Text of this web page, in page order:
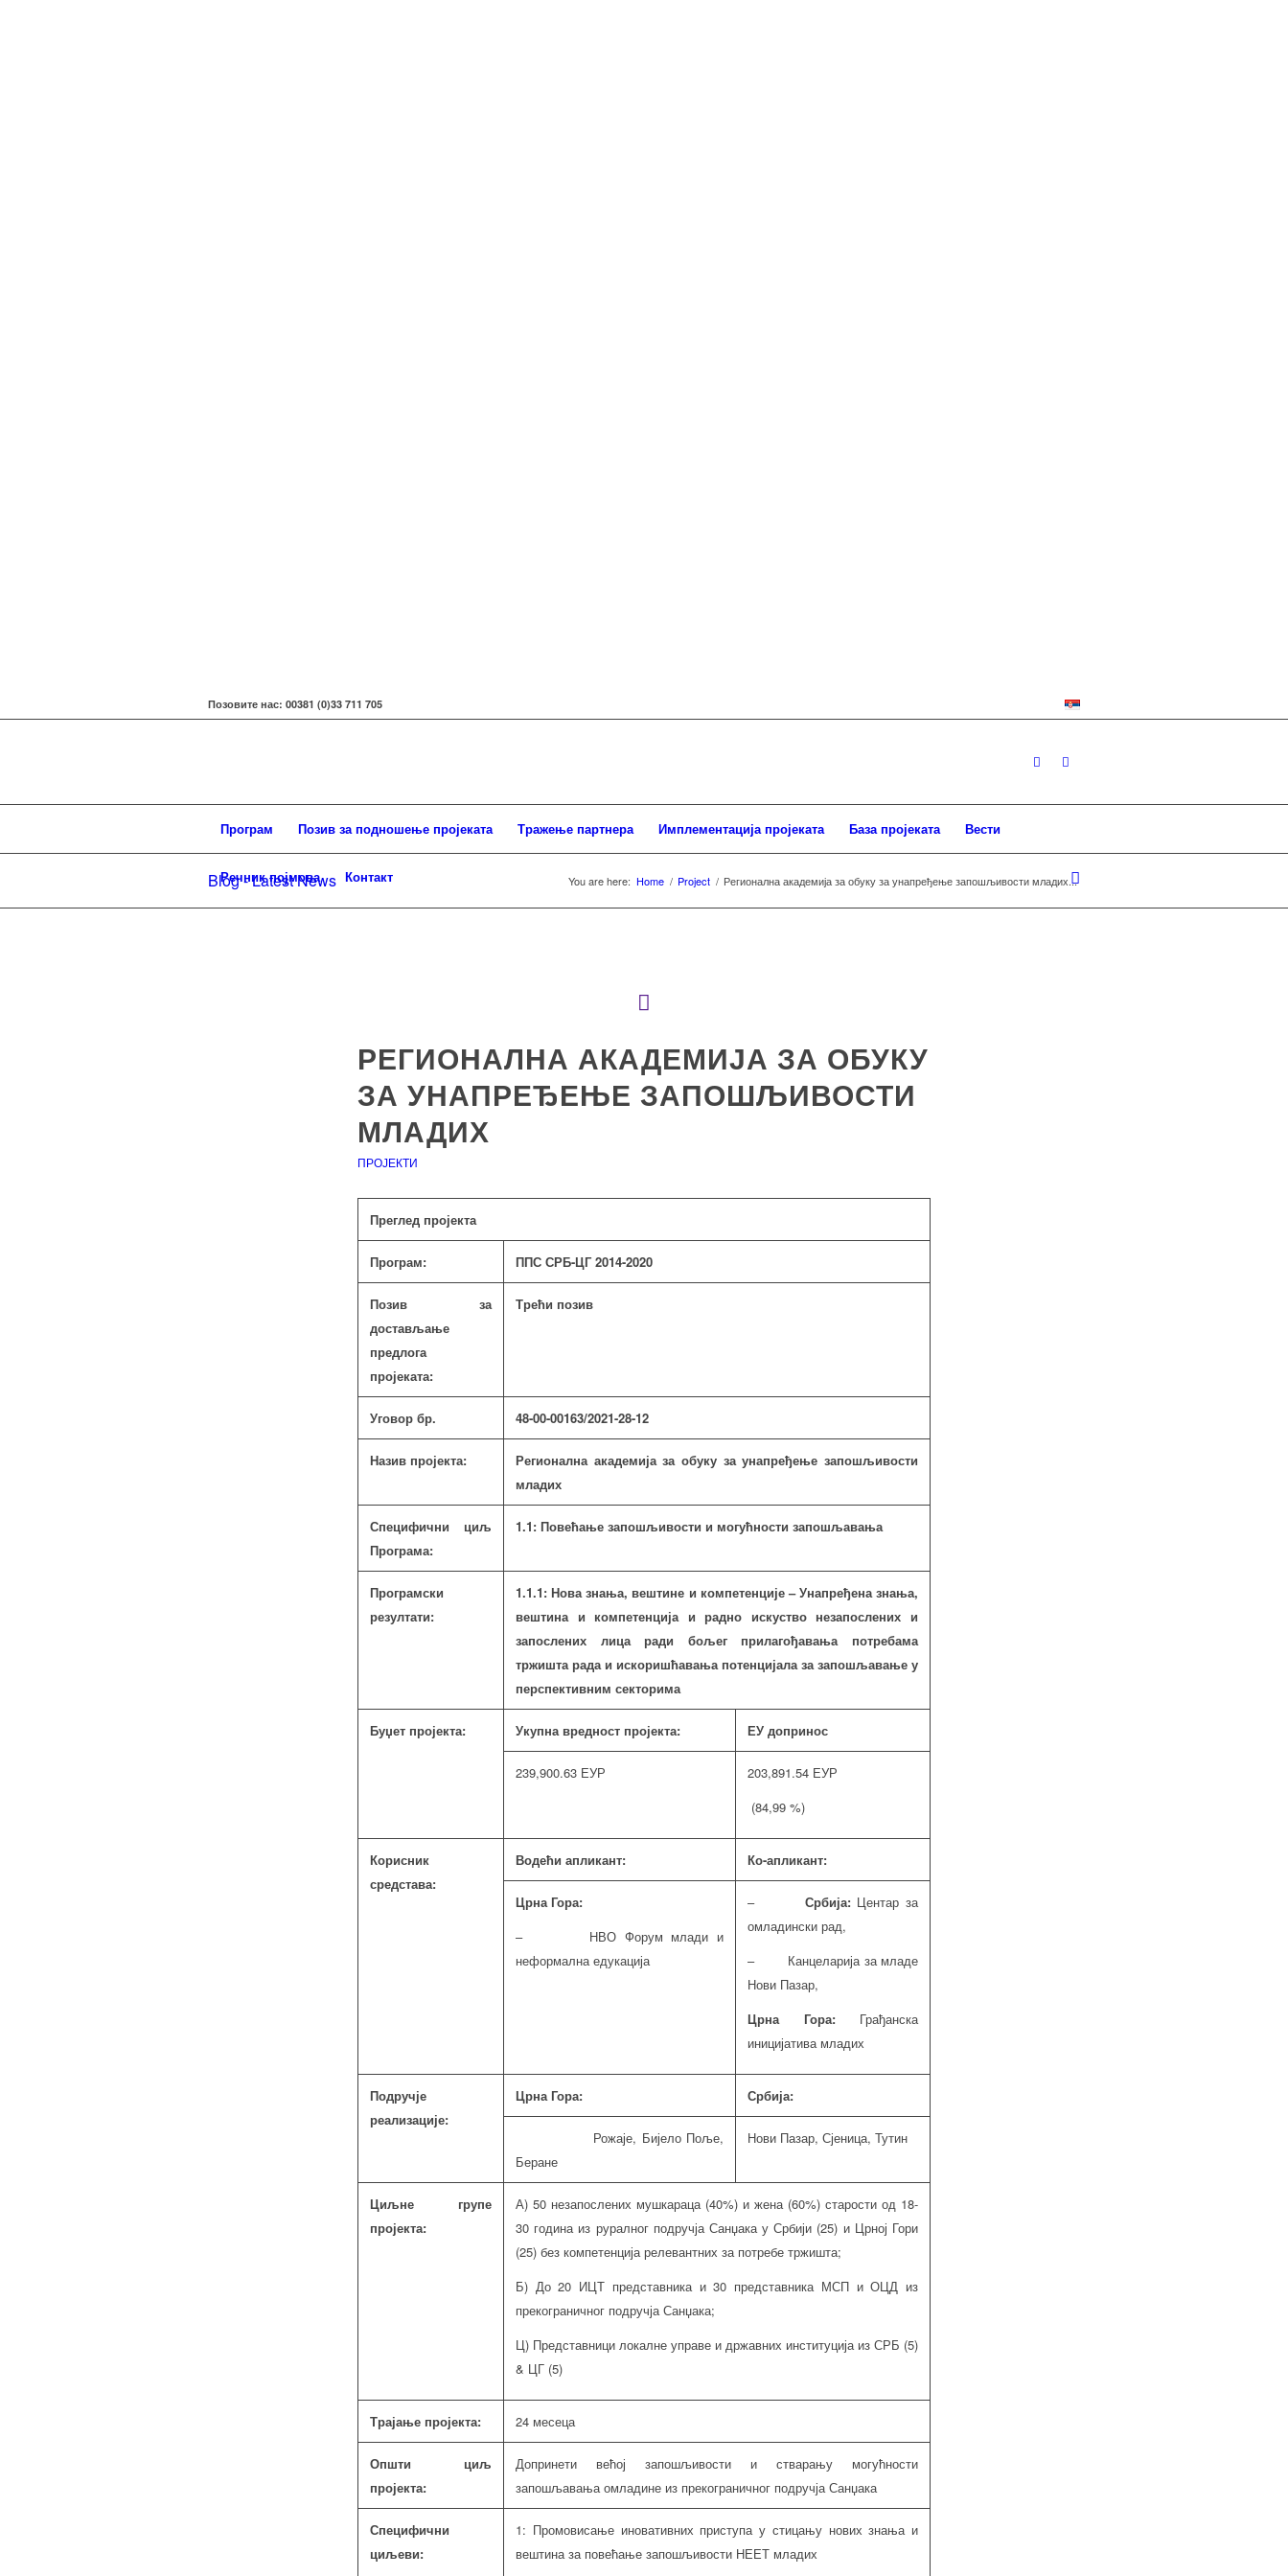
Позовите нас: 00381 (0)33 711 705
Програм Позив за подношење пројеката Тражење партнера Имплементација пројеката База пројеката Вести
Речник појмова Контакт
Blog - Latest News You are here: Home / Project / Регионална академија за обуку за унапређење запошљивости младих...
РЕГИОНАЛНА АКАДЕМИЈА ЗА ОБУКУ
ЗА УНАПРЕЂЕЊЕ ЗАПОШЉИВОСТИ
МЛАДИХ
ПРОЈЕКТИ
Преглед пројекта
Програм: ППС СРБ-ЦГ 2014-2020
Позив за
достављање
предлога
пројеката:
Трећи позив
Уговор бр. 48-00-00163/2021-28-12
Назив пројекта:
Регионална академија за обуку за унапређење запошљивости
младих
Специфични циљ
Програма:
1.1: Повећање запошљивости и могућности запошљавања
Програмски
резултати:
1.1.1: Нова знања, вештине и компетенције – Унапређена знања,
вештина и компетенција и радно искуство незапослених и
запослених лица ради бољег прилагођавања потребама
тржишта рада и искоришћавања потенцијала за запошљавање у
перспективним секторима
Буџет пројекта: Укупна вредност пројекта: ЕУ допринос
239,900.63 ЕУР
203,891.54 ЕУР
(84,99 %)
Корисник
средстава:
Водећи апликант: Ко-апликант:
Црна Гора:
– НВО Форум млади и
неформална едукација
– Србија: Центар за
омладински рад,
– Канцеларија за младе
Нови Пазар,
Црна Гора: Грађанска
иницијатива младих
Подручје
реализације:
Црна Гора: Србија:
Рожаје, Бијело Поље,
Беране
Нови Пазар, Сјеница, Тутин
Циљне групе
пројекта:
А) 50 незапослених мушкараца (40%) и жена (60%) старости од 18-
30 година из руралног подручја Санџака у Србији (25) и Црној Гори
(25) без компетенција релевантних за потребе тржишта;
Б) До 20 ИЦТ представника и 30 представника МСП и ОЦД из
прекограничног подручја Санџака;
Ц) Представници локалне управе и државних институција из СРБ (5)
& ЦГ (5)
Трајање пројекта: 24 месеца
Општи циљ
пројекта:
Допринети већој запошљивости и стварању могућности
запошљавања омладине из прекограничног подручја Санџака
Специфични
циљеви:
1: Промовисање иновативних приступа у стицању нових знања и
вештина за повећање запошљивости НЕЕТ младих